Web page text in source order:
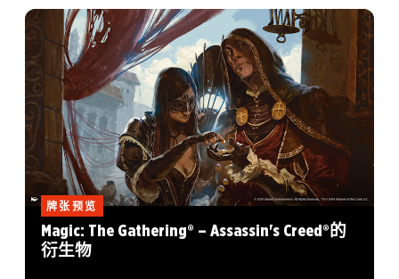
牌张预览
Magic: The Gathering® – Assassin's Creed®的
衍生物